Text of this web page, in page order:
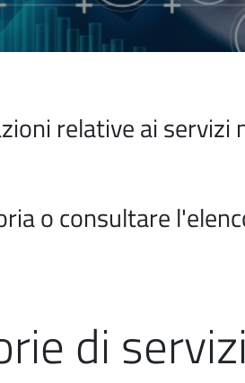
relative ai servizi
o consultare
di servizi